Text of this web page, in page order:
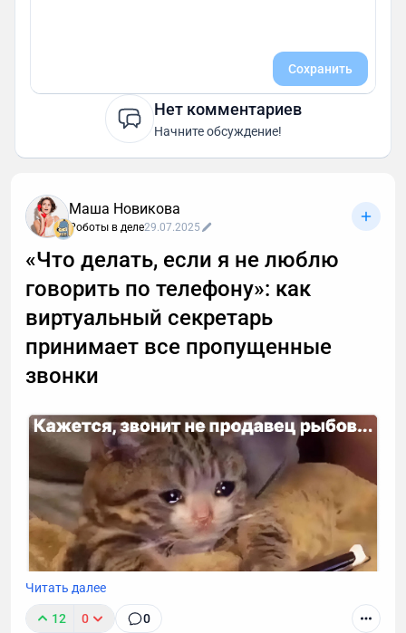
Сохранить
Нет комментариев
Начните обсуждение!
Маша Новикова
Роботы в деле29.07.2025
«Что делать, если я не люблю
говорить по телефону»: как
виртуальный секретарь
принимает все пропущенные
звонки
Читать далее
12 0 0